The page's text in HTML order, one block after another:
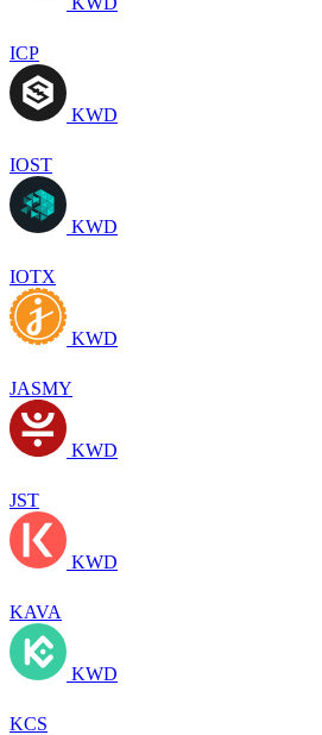
ICP
KWD
IOST
KWD
IOTX
KWD
JASMY
KWD
JST
KWD
KAVA
KWD
KCS